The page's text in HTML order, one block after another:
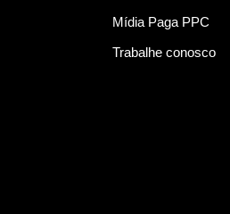
Mídia Paga PPC
Trabalhe conosco